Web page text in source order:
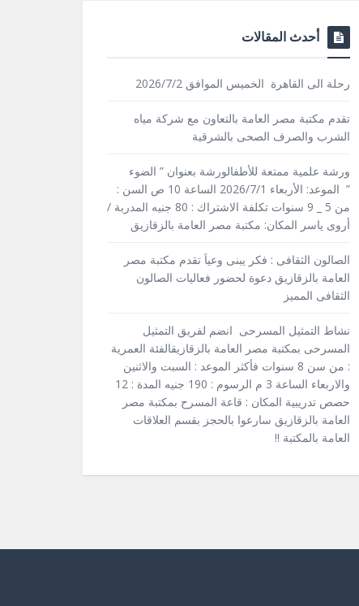
أحدث المقالات
رحلة الى القاهرة الخميس الموافق 2026/7/2
تقدم مكتبة مصر العامة بالتعاون مع شركة مياه
الشرب والصرف الصحى بالشرقية
ورشة علمية ممتعة للأطفالورشة بعنوان ” الضوء
” الموعد: الأربعاء 2026/7/1 الساعة 10 ص السن :
من 5 _ 9 سنوات تكلفة الاشتراك : 80 جنيه المدربة /
أروى ياسر المكان: مكتبة مصر العامة بالزقازيق
الصالون الثقافى : فكر يبنى وعياَ تقدم مكتبة مصر
العامة بالزقازيق دعوة لحضور فعاليات الصالون
الثقافى المميز
نشاط التمثيل المسرحى انضم لفريق التمثيل
المسرحى بمكتبة مصر العامة بالزقازيقالفئة العمرية
: من سن 8 سنوات فأكثر الموعد : السبت والاثنين
والاربعاء الساعة 3 م الرسوم : 190 جنيه المدة : 12
حصص تدريبية المكان : قاعة المسرح بمكتبة مصر
العامة بالزقازيق سارعوا بالحجز بقسم العلاقات
العامة بالمكتبة !!